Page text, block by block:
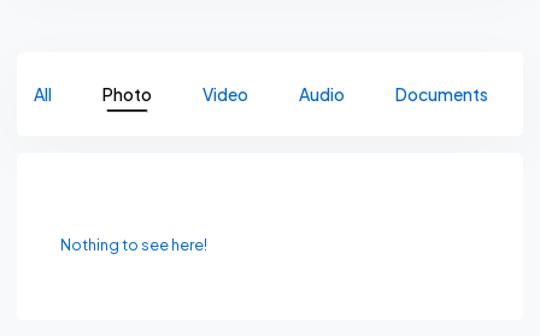
All Photo Video Audio Documents
Nothing to see here!